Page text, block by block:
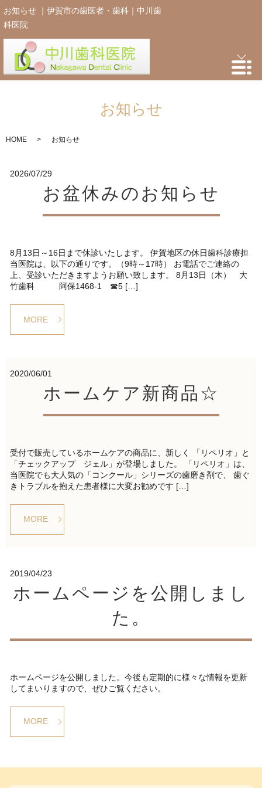
お知らせ ｜伊賀市の歯医者・歯科｜中川歯
科医院
お知らせ
HOME お知らせ
2026/07/29
お盆休みのお知らせ
8月13日～16日まで休診いたします。 伊賀地区の休日歯科診療担
当医院は、以下の通りです。（9時～17時） お電話でご連絡の
上、受診いただきますようお願い致します。 8月13日（木） 大
竹歯科 阿保1468-1 ☎5 […]
MORE
2020/06/01
ホームケア新商品☆
受付で販売しているホームケアの商品に、新しく 「リペリオ」と
「チェックアップ ジェル」が登場しました。 「リペリオ」は、
当医院でも大人気の「コンクール」シリーズの歯磨き剤で、 歯ぐ
きトラブルを抱えた患者様に大変お勧めです […]
MORE
2019/04/23
ホームページを公開しまし
た。
ホームページを公開しました。今後も定期的に様々な情報を更新
してまいりますので、ぜひご覧ください。
MORE